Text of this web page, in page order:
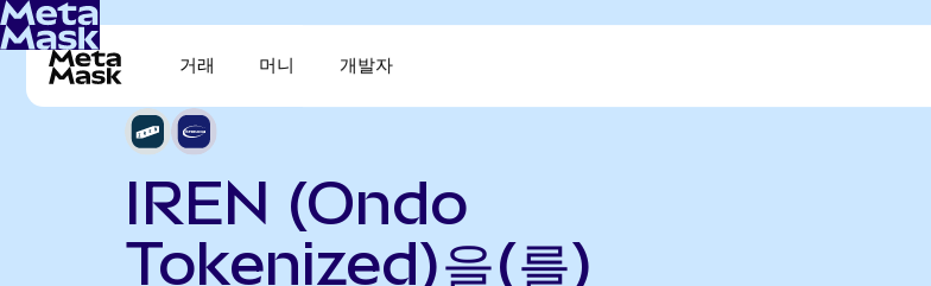
거래 머니 개발자
IREN (Ondo
Tokenized)을(를)